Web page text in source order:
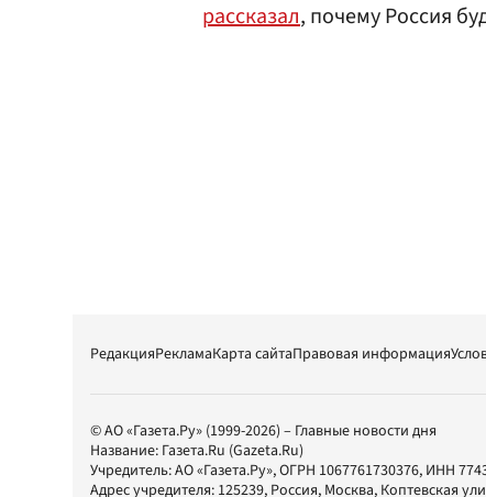
рассказал, почему Россия
РедакцияРекламаКарта сайтаПравовая информация
© АО «Газета.Ру» (1999-2026) – Главные новости дня
Название: Газета.Ru (Gazeta.Ru)
Учредитель:АО «Газета.Ру», ОГРН 1067761730376, ИНН
Адрес учредителя: 125239, Россия, Москва, Коптевская